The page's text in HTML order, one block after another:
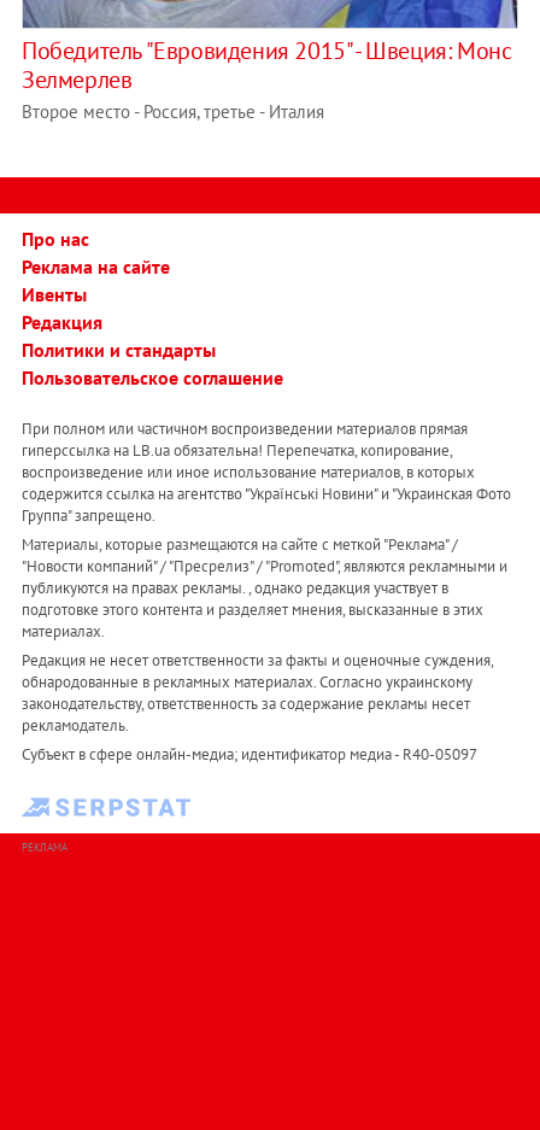
Победитель "Евровидения 2015" - Швеция: Монс
Зелмерлев
Второе место - Россия, третье - Италия
Про нас
Реклама на сайте
Ивенты
Редакция
Политики и стандарты
Пользовательское соглашение
При полном или частичном воспроизведении материалов прямая
гиперссылка на LB.ua обязательна! Перепечатка, копирование,
воспроизведение или иное использование материалов, в которых
содержится ссылка на агентство "Українськi Новини" и "Украинская Фото
Группа" запрещено.
Материалы, которые размещаются на сайте с меткой "Реклама" /
"Новости компаний" / "Пресрелиз" / "Promoted", являются рекламными и
публикуются на правах рекламы. , однако редакция участвует в
подготовке этого контента и разделяет мнения, высказанные в этих
материалах.
Редакция не несет ответственности за факты и оценочные суждения,
обнародованные в рекламных материалах. Согласно украинскому
законодательству, ответственность за содержание рекламы несет
рекламодатель.
Субъект в сфере онлайн-медиа; идентификатор медиа - R40-05097
РЕКЛАМА